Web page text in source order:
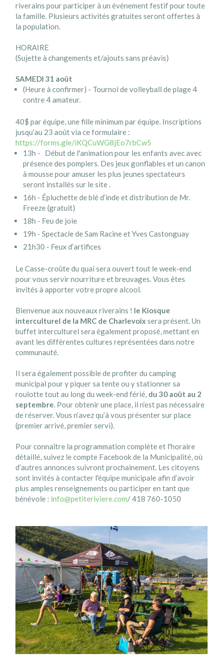
riverains pour participer à un événement festif pour toute
la famille. Plusieurs activités gratuites seront offertes à
la population.
HORAIRE
(Sujette à changements et/ajouts sans préavis)
SAMEDI 31 août
(Heure à confirmer) - Tournoi de volleyball de plage 4
contre 4 amateur.
40$ par équipe, une fille minimum par équipe. Inscriptions
jusqu’au 23 août via ce formulaire :
https://forms.gle/iKQCuWG8jEo7rbCw5
13h - Début de l'animation pour les enfants avec avec
présence des pompiers. Des jeux gonflables et un canon
à mousse pour amuser les plus jeunes spectateurs
seront installés sur le site .
16h - Épluchette de blé d’inde et distribution de Mr.
Freeze (gratuit)
18h - Feu de joie
19h - Spectacle de Sam Racine et Yves Castonguay
21h30 - Feux d’artifices
Le Casse-croûte du quai sera ouvert tout le week-end
pour vous servir nourriture et breuvages. Vous êtes
invités à apporter votre propre alcool.
Bienvenue aux nouveaux riverains ! le Kiosque
interculturel de la MRC de Charlevoixsera présent. Un
buffet interculturel sera également proposé, mettant en
avant les différentes cultures représentées dans notre
communauté.
Il sera également possible de profiter du camping
municipal pour y piquer sa tente ou y stationner sa
roulotte tout au long du week-end férié, du 30 août au 2
septembre. Pour obtenir une place, il n’est pas nécessaire
de réserver. Vous n’avez qu’à vous présenter sur place
(premier arrivé, premier servi).
Pour connaître la programmation complète et l'horaire
détaillé, suivez le compte Facebook de la Municipalité, où
d’autres annonces suivront prochainement. Les citoyens
sont invités à contacter l'équipe municipale afin d’avoir
plus amples renseignements ou participer en tant que
bénévole : info@petiteriviere.com/ 418 760-1050